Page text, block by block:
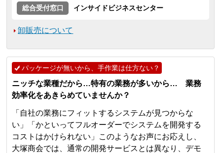
総合受付窓口
インサイドビジネスセンター
卸販売について
パッケージが無いから、手作業は仕方ない？
ニッチな業種だから…特有の業務が多いから… 業務
効率化をあきらめていませんか？
「自社の業務にフィットするシステムが見つからな
い」「かといってフルオーダーでシステムを開発する
コストはかけられない」このようなお声にお応えし、
大塚商会では、通常の開発サービスとは異なり、デモ